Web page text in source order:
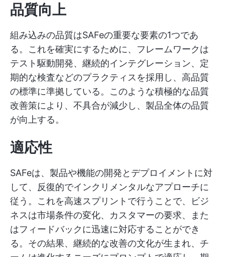
品質向上
組み込みの品質はSAFeの重要な要素の1つであ
る。これを確実にするために、フレームワークは
テスト駆動開発、継続的インテグレーション、定
期的な検査などのプラクティスを採用し、高品質
の標準に準拠している。このような積極的な品質
改善策により、不具合が減少し、製品全体の品質
が向上する。
適応性
SAFeは、製品や機能の開発とデプロイメントに対
して、反復的でインクリメンタルなアプローチに
従う。これを高速スプリントで行うことで、ビジ
ネスは市場条件の変化、カスタマーの要求、また
はフィードバックに迅速に対応することができ
る。その結果、継続的な改善の文化が生まれ、チ